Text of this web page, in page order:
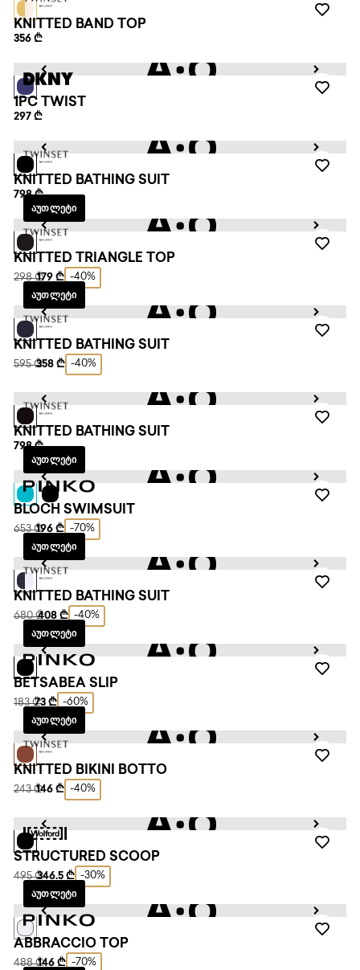
KNITTED BAND TOP
356 ₾
1PC TWIST
297 ₾
KNITTED BATHING SUIT
798 ₾
ᲐᲣᲗᲚᲔᲢᲘ
KNITTED TRIANGLE TOP
298 ₾179 ₾ -40%
ᲐᲣᲗᲚᲔᲢᲘ
KNITTED BATHING SUIT
595 ₾358 ₾ -40%
KNITTED BATHING SUIT
798 ₾
ᲐᲣᲗᲚᲔᲢᲘ
BLOCH SWIMSUIT
653 ₾196 ₾ -70%
ᲐᲣᲗᲚᲔᲢᲘ
KNITTED BATHING SUIT
680 ₾408 ₾ -40%
ᲐᲣᲗᲚᲔᲢᲘ
BETSABEA SLIP
183 ₾73 ₾ -60%
ᲐᲣᲗᲚᲔᲢᲘ
KNITTED BIKINI BOTTO
243 ₾146 ₾ -40%
STRUCTURED SCOOP
495 ₾346.5 ₾ -30%
ᲐᲣᲗᲚᲔᲢᲘ
ABBRACCIO TOP
488 ₾146 ₾ -70%